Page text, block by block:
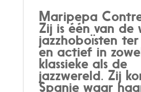
Maripepa
Zij is één van de
jazzhoboïsten
en actief in
klassieke als de
jazzwereld. Zij
Spanje waar